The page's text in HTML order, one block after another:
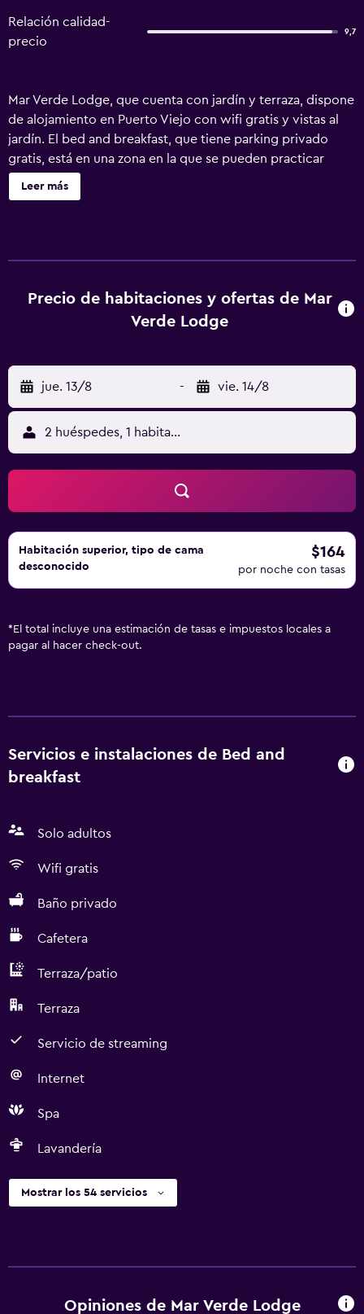
Relación calidad-
precio
9,7
Mar Verde Lodge, que cuenta con jardín y terraza, dispone
de alojamiento en Puerto Viejo con wifi gratis y vistas al
jardín. El bed and breakfast, que tiene parking privado
gratis, está en una zona en la que se pueden practicar
actividades como pesca y ciclismo. El bed and breakfast
incluye 1 dormitorio, una sala de estar y 1 baño con
Leer más
Precio de habitaciones y ofertas de Mar
Verde Lodge
jue. 13/8 - vie. 14/8
2 huéspedes, 1 habitación
Habitación superior, tipo de cama
desconocido
$164
por noche con tasas
* El total incluye una estimación de tasas e impuestos locales a
pagar al hacer check-out.
Servicios e instalaciones de Bed and
breakfast
Solo adultos
Wifi gratis
Baño privado
Cafetera
Terraza/patio
Terraza
Servicio de streaming
Internet
Spa
Lavandería
Mostrar los 54 servicios
Opiniones de Mar Verde Lodge